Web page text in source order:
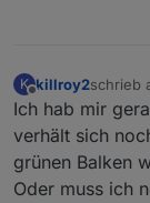
K
Offline
killroy2schrieb
zuletzt
Ich hab mir
verhält sich
grünen Balken
Oder muss ich